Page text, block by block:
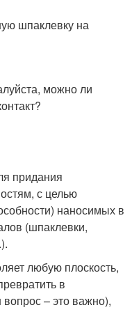
шпаклевку на
можно ли
придания
с целью
наносимых в
(шпаклевки,
любую плоскость,
в
– это важно),